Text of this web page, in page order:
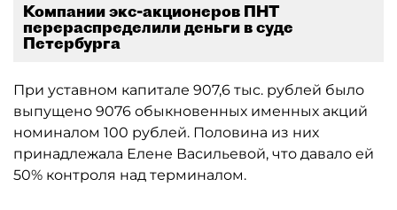
Компании экс-акционеров ПНТ
перераспределили деньги в суде
Петербурга
При уставном капитале 907,6 тыс. рублей было
выпущено 9076 обыкновенных именных акций
номиналом 100 рублей. Половина из них
принадлежала Елене Васильевой, что давало ей
50% контроля над терминалом.